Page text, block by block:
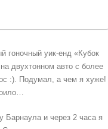
гоночный уик-енд «Кубок
двухтонном авто с более
:). Подумал, а чем я хуже!
Барнаула и через 2 часа я